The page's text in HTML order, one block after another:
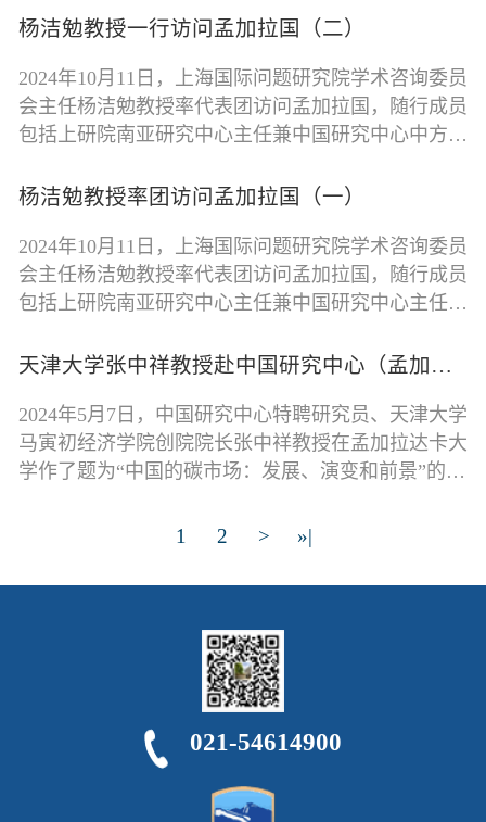
杨洁勉教授一行访问孟加拉国（二）
2024年10月11日，上海国际问题研究院学术咨询委员
会主任杨洁勉教授率代表团访问孟加拉国，随行成员
包括上研院南亚研究中心主任兼中国研究中心中方主
杨洁勉教授率团访问孟加拉国（一）
2024年10月11日，上海国际问题研究院学术咨询委员
会主任杨洁勉教授率代表团访问孟加拉国，随行成员
包括上研院南亚研究中心主任兼中国研究中心主任刘
天津大学张中祥教授赴中国研究中心（孟加拉国）作专题讲座
2024年5月7日，中国研究中心特聘研究员、天津大学
马寅初经济学院创院院长张中祥教授在孟加拉达卡大
学作了题为“中国的碳市场：发展、演变和前景”的专
1 2 > »|
021-54614900